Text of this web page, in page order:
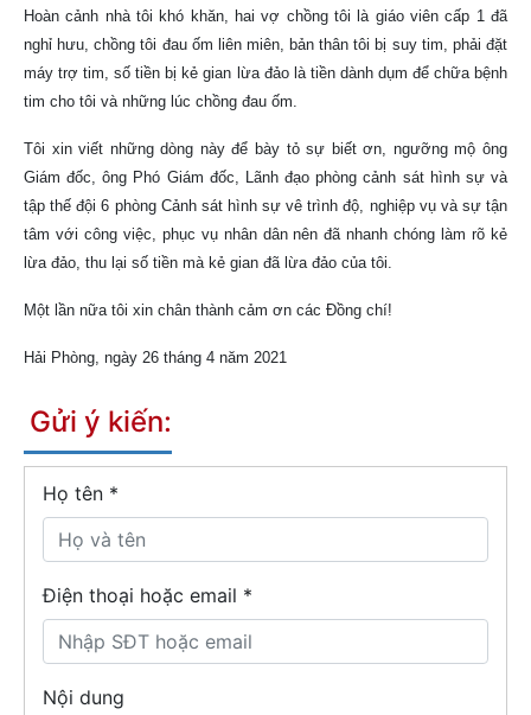
Hoàn cảnh nhà tôi khó khăn, hai vợ chồng tôi là giáo viên cấp 1 đã
nghỉ hưu, chồng tôi đau ốm liên miên, bản thân tôi bị suy tim, phải đặt
máy trợ tim, số tiền bị kẻ gian lừa đảo là tiền dành dụm để chữa bệnh
tim cho tôi và những lúc chồng đau ốm.
Tôi xin viết những dòng này để bày tỏ sự biết ơn, ngưỡng mộ ông
Giám đốc, ông Phó Giám đốc, Lãnh đạo phòng cảnh sát hình sự và
tập thế đội 6 phòng Cảnh sát hình sự vê trình độ, nghiệp vụ và sự tận
tâm với công việc, phục vụ nhân dân nên đã nhanh chóng làm rõ kẻ
lừa đảo, thu lại số tiền mà kẻ gian đã lừa đảo của tôi.
Một lần nữa tôi xin chân thành cảm ơn các Đồng chí!
Hải Phòng, ngày 26 tháng 4 năm 2021
Gửi ý kiến:
Họ tên *
Điện thoại hoặc email *
Nội dung